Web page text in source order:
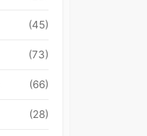
(45)
(73)
(66)
(28)